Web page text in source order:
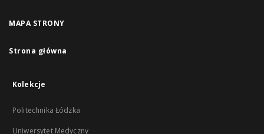
MAPA STRONY
Strona główna
Kolekcje
Politechnika Łódzka
Uniwersytet Medyczny